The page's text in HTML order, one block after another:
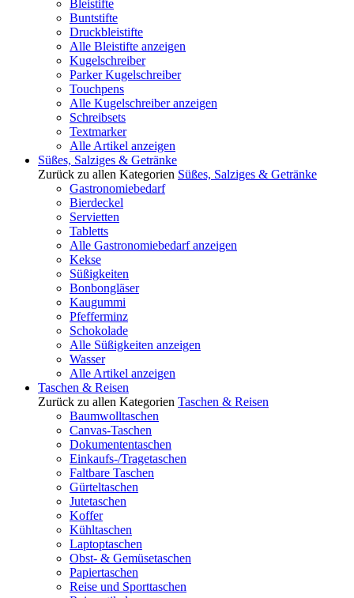
Bleistifte
Buntstifte
Druckbleistifte
Alle Bleistifte anzeigen
Kugelschreiber
Parker Kugelschreiber
Touchpens
Alle Kugelschreiber anzeigen
Schreibsets
Textmarker
Alle Artikel anzeigen
Süßes, Salziges & Getränke
Zurück zu allen Kategorien Süßes, Salziges & Getränke
Gastronomiebedarf
Bierdeckel
Servietten
Tabletts
Alle Gastronomiebedarf anzeigen
Kekse
Süßigkeiten
Bonbongläser
Kaugummi
Pfefferminz
Schokolade
Alle Süßigkeiten anzeigen
Wasser
Alle Artikel anzeigen
Taschen & Reisen
Zurück zu allen Kategorien Taschen & Reisen
Baumwolltaschen
Canvas-Taschen
Dokumententaschen
Einkaufs-/Tragetaschen
Faltbare Taschen
Gürteltaschen
Jutetaschen
Koffer
Kühltaschen
Laptoptaschen
Obst- & Gemüsetaschen
Papiertaschen
Reise und Sporttaschen